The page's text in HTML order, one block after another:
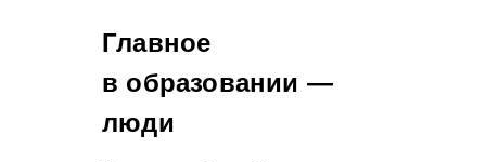
Главное
в образовании —
люди